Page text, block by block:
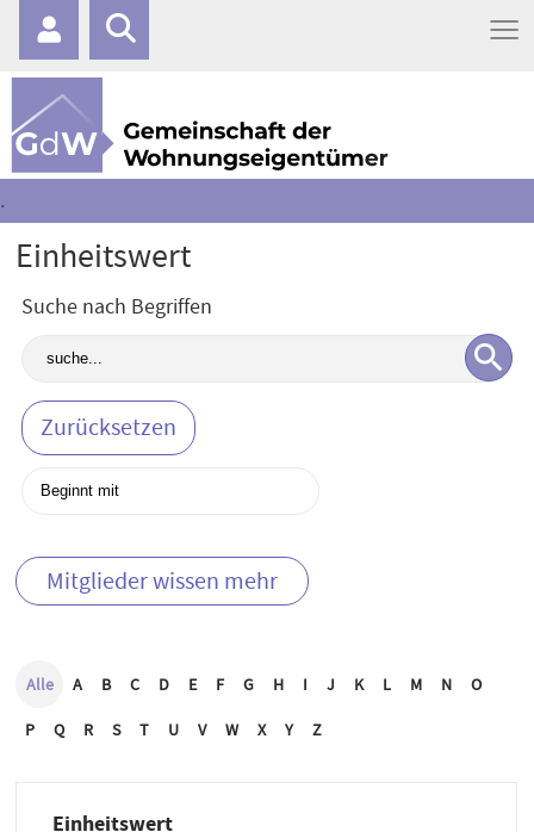
≡
.
Einheitswert
Suche nach Begriffen
Mitglieder wissen mehr
Alle A B C D E F G H I J K L M N O
P Q R S T U V W X Y Z
Einheitswert